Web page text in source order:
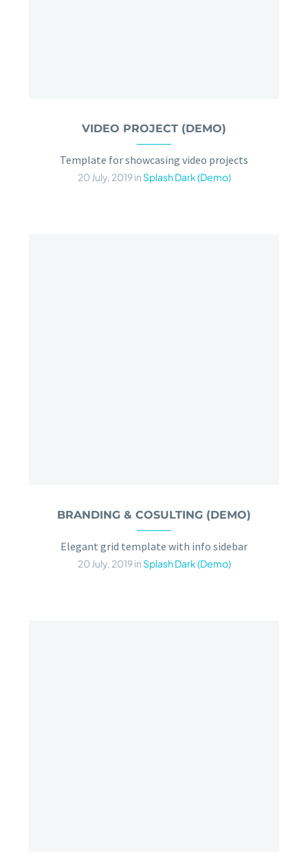
VIDEO PROJECT (DEMO)
Template for showcasing video projects
20 July, 2019in Splash Dark (Demo)
BRANDING & COSULTING (DEMO)
Elegant grid template with info sidebar
20 July, 2019in Splash Dark (Demo)